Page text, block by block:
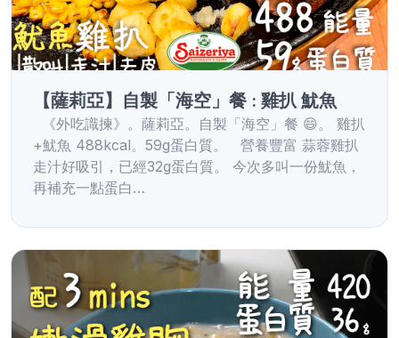
【薩莉亞】自製「海空」餐 : 雞扒 魷魚
《外吃識揀》。薩莉亞。自製「海空」餐 😄。 雞扒
+魷魚 488kcal。59g蛋白質。 營養豐富 蒜蓉雞扒
走汁好吸引，已經32g蛋白質。 今次多叫一份魷魚，
再補充一點蛋白…